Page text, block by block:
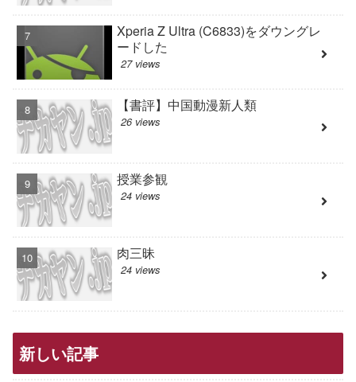
Xperia Z Ultra (C6833)をダウングレ
ードした
27 views
【書評】中国動漫新人類
26 views
授業参観
24 views
肉三昧
24 views
新しい記事